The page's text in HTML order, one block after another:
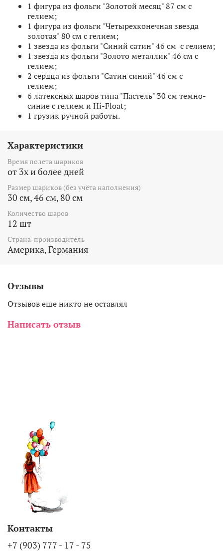
1 фигура из фольги "Золотой месяц" 87 см с
гелием;
1 фигура из фольги "Четырехконечная звезда
золотая" 80 см с гелием;
1 звезда из фольги "Синий сатин" 46 см с гелием;
1 звезда из фольги "Золото металлик" 46 см с
гелием;
2 сердца из фольги "Сатин синий" 46 см с
гелием;
6 латексных шаров типа "Пастель" 30 см темно-
синие с гелием и Hi-Float;
1 грузик ручной работы.
Характеристики
Время полета шариков
от 3х и более дней
Размер шариков (без учёта наполнения)
30 см, 46 см, 80 см
Количество шаров
12 шт
Страна-производитель
Америка, Германия
Отзывы
Отзывов еще никто не оставлял
Написать отзыв
Контакты
+7 (903) 777 - 17 - 75